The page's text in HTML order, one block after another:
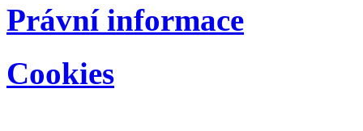
Právní informace
Cookies